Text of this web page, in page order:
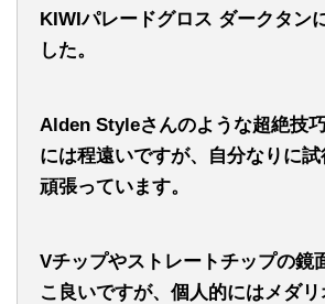
KIWIパレードグロス ダークタン
した。
Alden Styleさんのような超絶技
には程遠いですが、自分なりに
頑張っています。
Vチップやストレートチップの鏡
こ良いですが、個人的にはメダ